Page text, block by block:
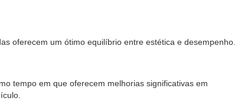
oferecem um ótimo equilíbrio entre estética e desempenho.
tempo em que oferecem melhorias significativas em